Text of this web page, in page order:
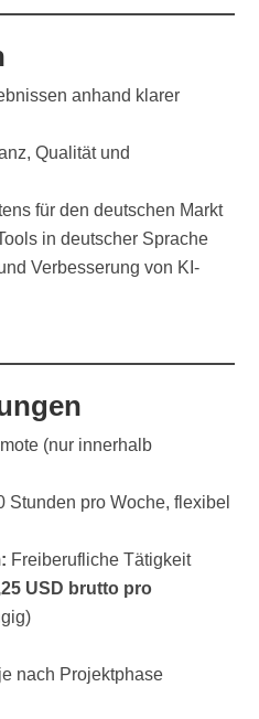
anhand klarer
Qualität und
für den deutschen Markt
in deutscher Sprache
Verbesserung von KI-
(nur innerhalb
Stunden pro Woche, flexibel
Freiberufliche Tätigkeit
USD brutto pro
nach Projektphase